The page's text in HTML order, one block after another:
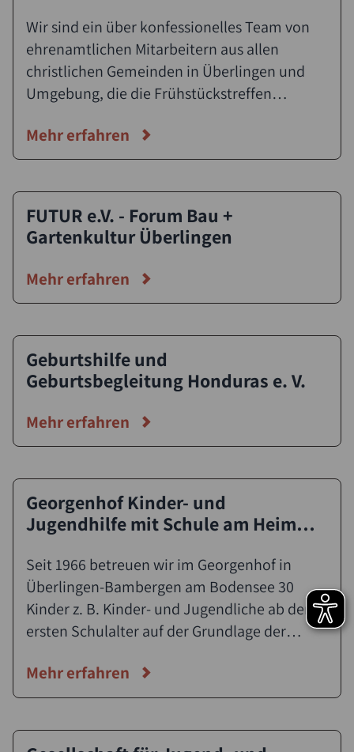
Wir sind ein über konfessionelles Team von
ehrenamtlichen Mitarbeitern aus allen
christlichen Gemeinden in Überlingen und
Umgebung, die die Frühstückstreffen
Themen möchten wir in wertschätzender
Atmosphäre mit den Besucherinnen über den
Mehr erfahren
FUTUR e.V. - Forum Bau +
Gartenkultur Überlingen
Mehr erfahren
Geburtshilfe und
Geburtsbegleitung Honduras e. V.
Mehr erfahren
Georgenhof Kinder- und
Jugendhilfe mit Schule am Heim
e. V.
Seit 1966 betreuen wir im Georgenhof in
Überlingen-Bambergen am Bodensee 30
Kinder z. B. Kinder- und Jugendliche ab dem
ersten Schulalter auf der Grundlage der
Rudolf Steiners. Wir möchten zuständig sein
für Kinder und Jugendliche in schwierigen
Mehr erfahren